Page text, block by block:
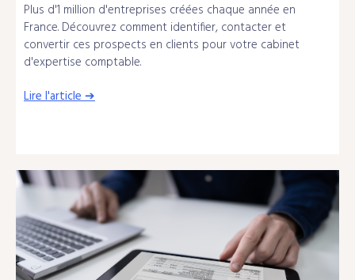
Plus d'1 million d'entreprises créées chaque année en
France. Découvrez comment identifier, contacter et
convertir ces prospects en clients pour votre cabinet
d'expertise comptable.
Lire l'article ➔